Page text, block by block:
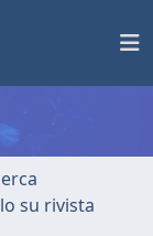
su rivista